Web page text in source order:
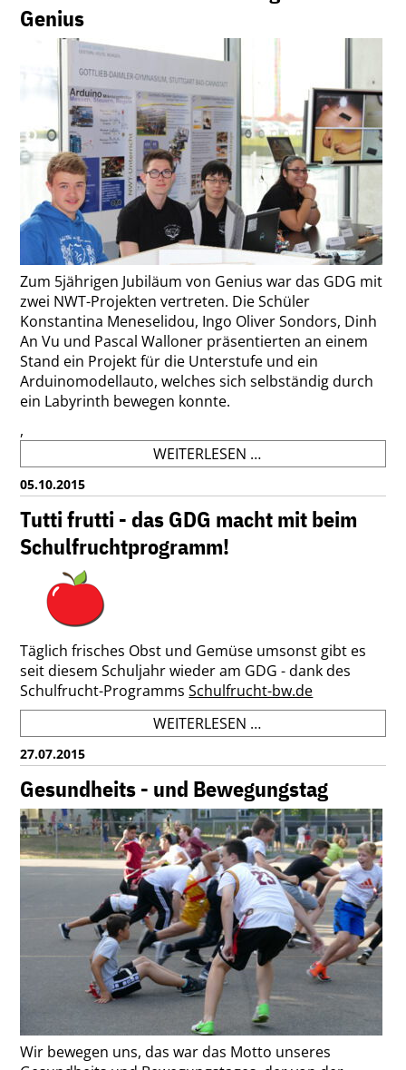
Genius
Zum 5jährigen Jubiläum von Genius war das GDG mit
zwei NWT-Projekten vertreten. Die Schüler
Konstantina Meneselidou, Ingo Oliver Sondors, Dinh
An Vu und Pascal Walloner präsentierten an einem
Stand ein Projekt für die Unterstufe und ein
Arduinomodellauto, welches sich selbständig durch
ein Labyrinth bewegen konnte.
,
WEITERLESEN …DAS
GDG
AM
VON
05.10.2015
Tutti frutti - das GDG macht mit beim
Schulfruchtprogramm!
Täglich frisches Obst und Gemüse umsonst gibt es
seit diesem Schuljahr wieder am GDG - dank des
Schulfrucht-ProgrammsSchulfrucht-bw.de
WEITERLESEN …TUTTI
FRUTTI
-
DAS
GDG
MACHT
MIT
BEIM
27.07.2015
Gesundheits - und Bewegungstag
Wir bewegen uns, das war das Motto unseres